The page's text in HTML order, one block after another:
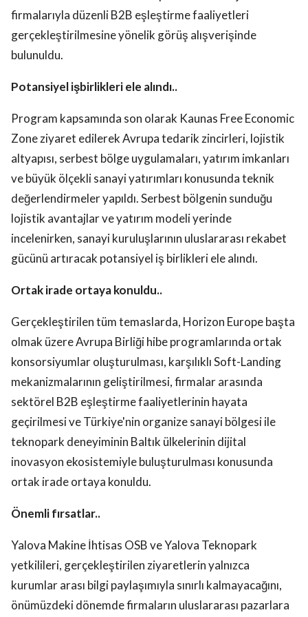
firmalarıyla düzenli B2B eşleştirme faaliyetleri
gerçekleştirilmesine yönelik görüş alışverişinde
bulunuldu.
Potansiyel işbirlikleri ele alındı..
Program kapsamında son olarak Kaunas Free Economic
Zone ziyaret edilerek Avrupa tedarik zincirleri, lojistik
altyapısı, serbest bölge uygulamaları, yatırım imkanları
ve büyük ölçekli sanayi yatırımları konusunda teknik
değerlendirmeler yapıldı. Serbest bölgenin sunduğu
lojistik avantajlar ve yatırım modeli yerinde
incelenirken, sanayi kuruluşlarının uluslararası rekabet
gücünü artıracak potansiyel iş birlikleri ele alındı.
Ortak irade ortaya konuldu..
Gerçekleştirilen tüm temaslarda, Horizon Europe başta
olmak üzere Avrupa Birliği hibe programlarında ortak
konsorsiyumlar oluşturulması, karşılıklı Soft-Landing
mekanizmalarının geliştirilmesi, firmalar arasında
sektörel B2B eşleştirme faaliyetlerinin hayata
geçirilmesi ve Türkiye'nin organize sanayi bölgesi ile
teknopark deneyiminin Baltık ülkelerinin dijital
inovasyon ekosistemiyle buluşturulması konusunda
ortak irade ortaya konuldu.
Önemli fırsatlar..
Yalova Makine İhtisas OSB ve Yalova Teknopark
yetkilileri, gerçekleştirilen ziyaretlerin yalnızca
kurumlar arası bilgi paylaşımıyla sınırlı kalmayacağını,
önümüzdeki dönemde firmaların uluslararası pazarlara